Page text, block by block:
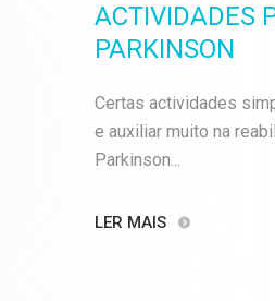
ACTIVIDADES
PARKINSON
Certas actividades
e auxiliar muito na
Parkinson...
LER MAIS